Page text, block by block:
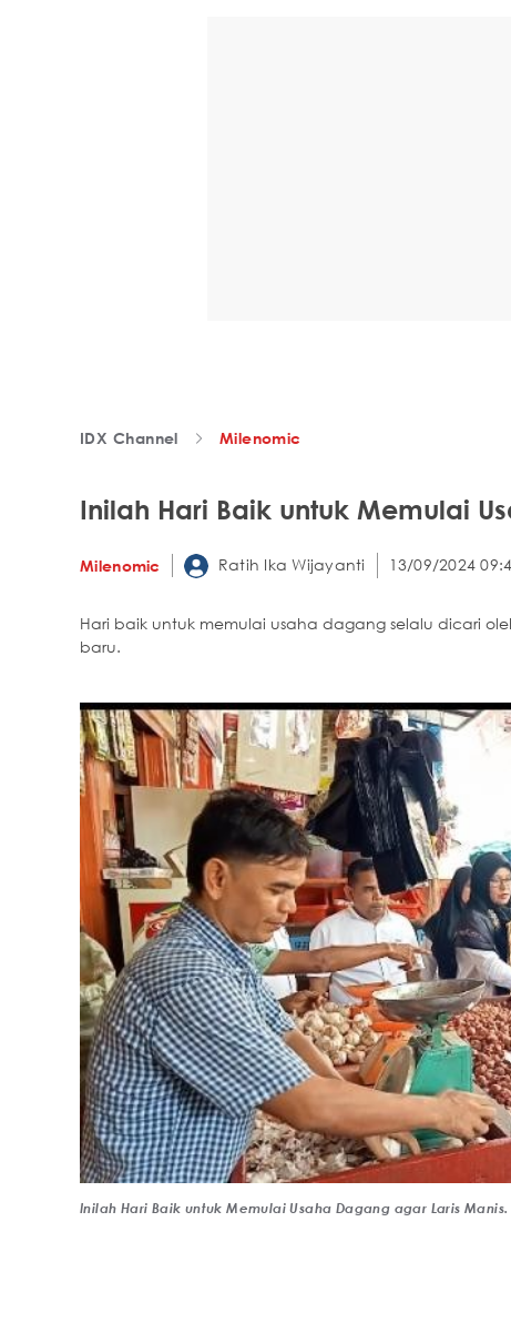
IDX Channel Milenomic
Inilah Hari Baik untuk Memulai
Milenomic Ratih Ika Wijayanti 13/09/2024
Hari baik untuk memulai usaha dagang selalu dicari
baru.
Inilah Hari Baik untuk Memulai Usaha Dagang agar Laris